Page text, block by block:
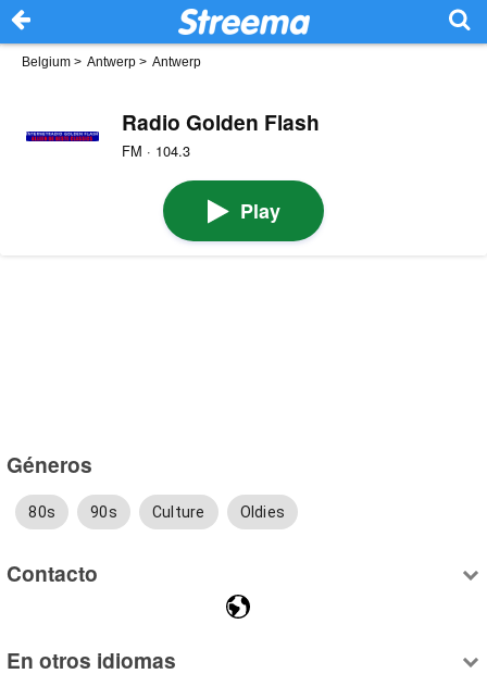
Belgium > Antwerp > Antwerp
Radio Golden Flash
FM · 104.3
Play
Géneros
80s 90s Culture Oldies
Contacto
En otros idiomas